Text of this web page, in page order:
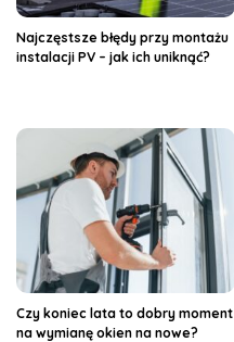
Najczęstsze błędy przy montażu
instalacji PV – jak ich uniknąć?
Czy koniec lata to dobry moment
na wymianę okien na nowe?